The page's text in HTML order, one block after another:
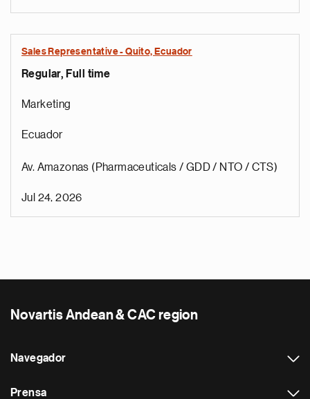
Sales Representative - Quito, Ecuador
Regular, Full time
Marketing
Ecuador
Av. Amazonas (Pharmaceuticals / GDD / NTO / CTS)
Jul 24, 2026
Novartis Andean & CAC region
Navegador
Prensa